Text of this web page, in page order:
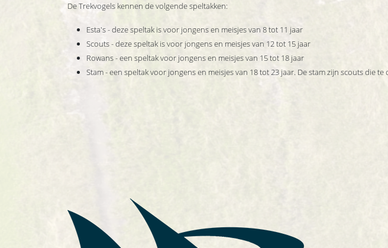
De Trekvogels kennen de volgende speltakken:
Esta's - deze speltak is voor jongens en meisjes van 8 tot 11 jaar
Scouts - deze speltak is voor jongens en meisjes van 12 tot 15 jaar
Rowans - een speltak voor jongens en meisjes van 15 tot 18 jaar
Stam - een speltak voor jongens en meisjes van 18 tot 23 jaar. De stam zijn scouts die